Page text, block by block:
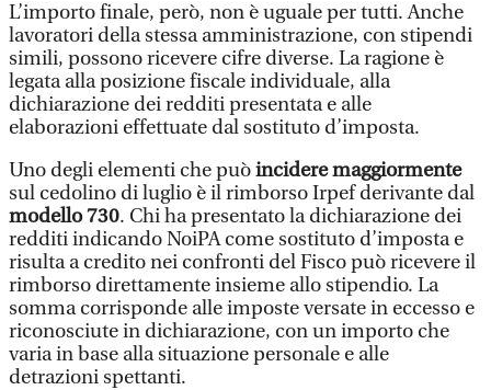
L’importo finale, però, non è uguale per tutti. Anche
lavoratori della stessa amministrazione, con stipendi
simili, possono ricevere cifre diverse. La ragione è
legata alla posizione fiscale individuale, alla
dichiarazione dei redditi presentata e alle
elaborazioni effettuate dal sostituto d’imposta.
Uno degli elementi che puòincidere maggiormente
sul cedolino di luglio è il rimborso Irpef derivante dal
modello 730. Chi ha presentato la dichiarazione dei
redditi indicando NoiPA come sostituto d’imposta e
risulta a credito nei confronti del Fisco può ricevere il
rimborso direttamente insieme allo stipendio. La
somma corrisponde alle imposte versate in eccesso e
riconosciute in dichiarazione, con un importo che
varia in base alla situazione personale e alle
detrazioni spettanti.